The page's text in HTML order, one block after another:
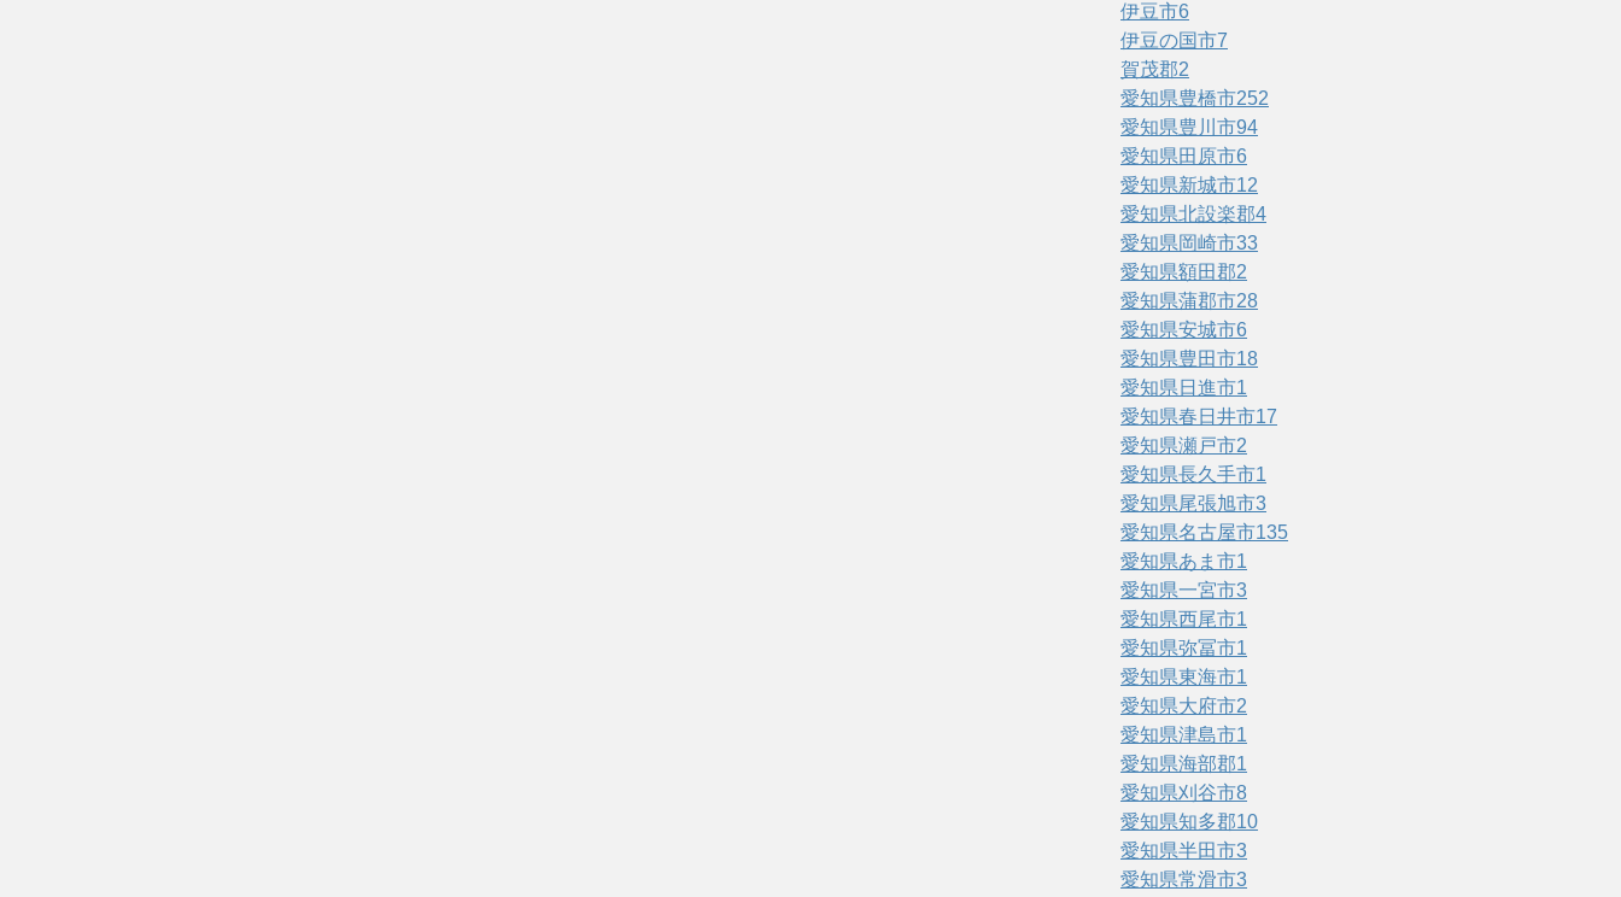
伊豆市6
伊豆の国市7
賀茂郡2
愛知県豊橋市252
愛知県豊川市94
愛知県田原市6
愛知県新城市12
愛知県北設楽郡4
愛知県岡崎市33
愛知県額田郡2
愛知県蒲郡市28
愛知県安城市6
愛知県豊田市18
愛知県日進市1
愛知県春日井市17
愛知県瀬戸市2
愛知県長久手市1
愛知県尾張旭市3
愛知県名古屋市135
愛知県あま市1
愛知県一宮市3
愛知県西尾市1
愛知県弥冨市1
愛知県東海市1
愛知県大府市2
愛知県津島市1
愛知県海部郡1
愛知県刈谷市8
愛知県知多郡10
愛知県半田市3
愛知県常滑市3